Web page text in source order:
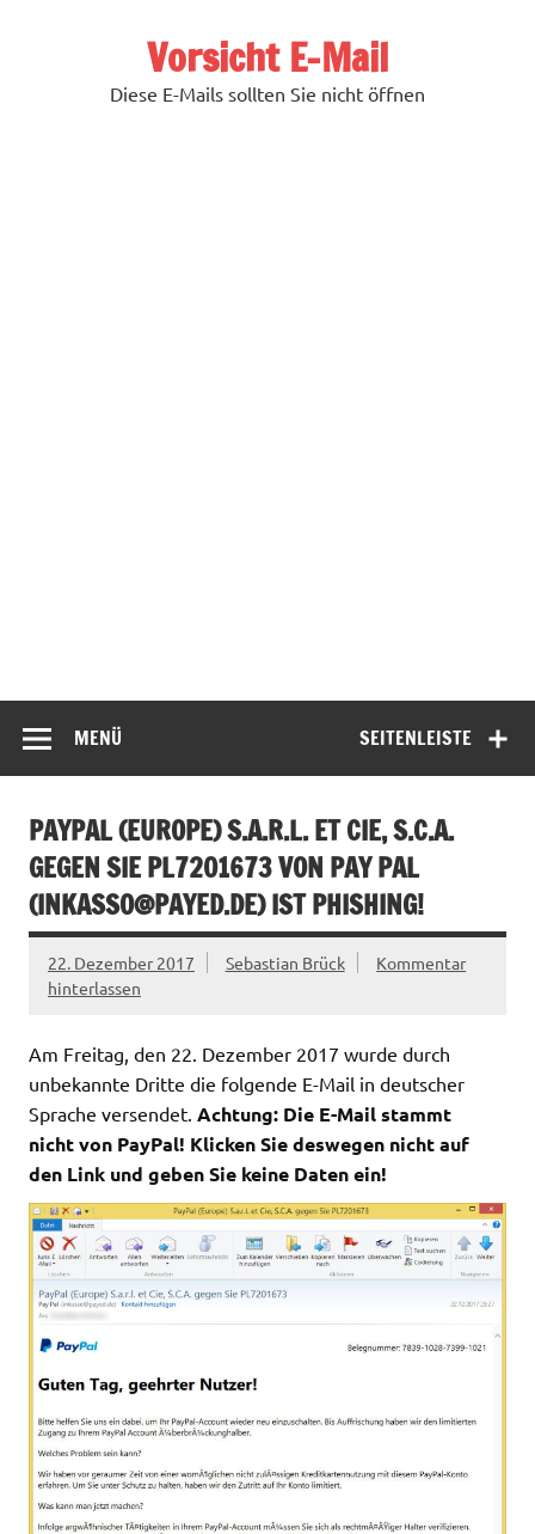
Vorsicht E-Mail
Diese E-Mails sollten Sie nicht öffnen
SEITENLEISTE
MENÜ
PAYPAL (EUROPE) S.A.R.L. ET CIE, S.C.A.
GEGEN SIE PL7201673 VON PAY PAL
(INKASSO@PAYED.DE) IST PHISHING!
22. Dezember 2017 Sebastian Brück
Kommentar
hinterlassen
Am Freitag, den 22. Dezember 2017 wurde durch
unbekannte Dritte die folgende E-Mail in deutscher
Sprache versendet. Achtung: Die E-Mail stammt
nicht von PayPal! Klicken Sie deswegen nicht auf
den Link und geben Sie keine Daten ein!